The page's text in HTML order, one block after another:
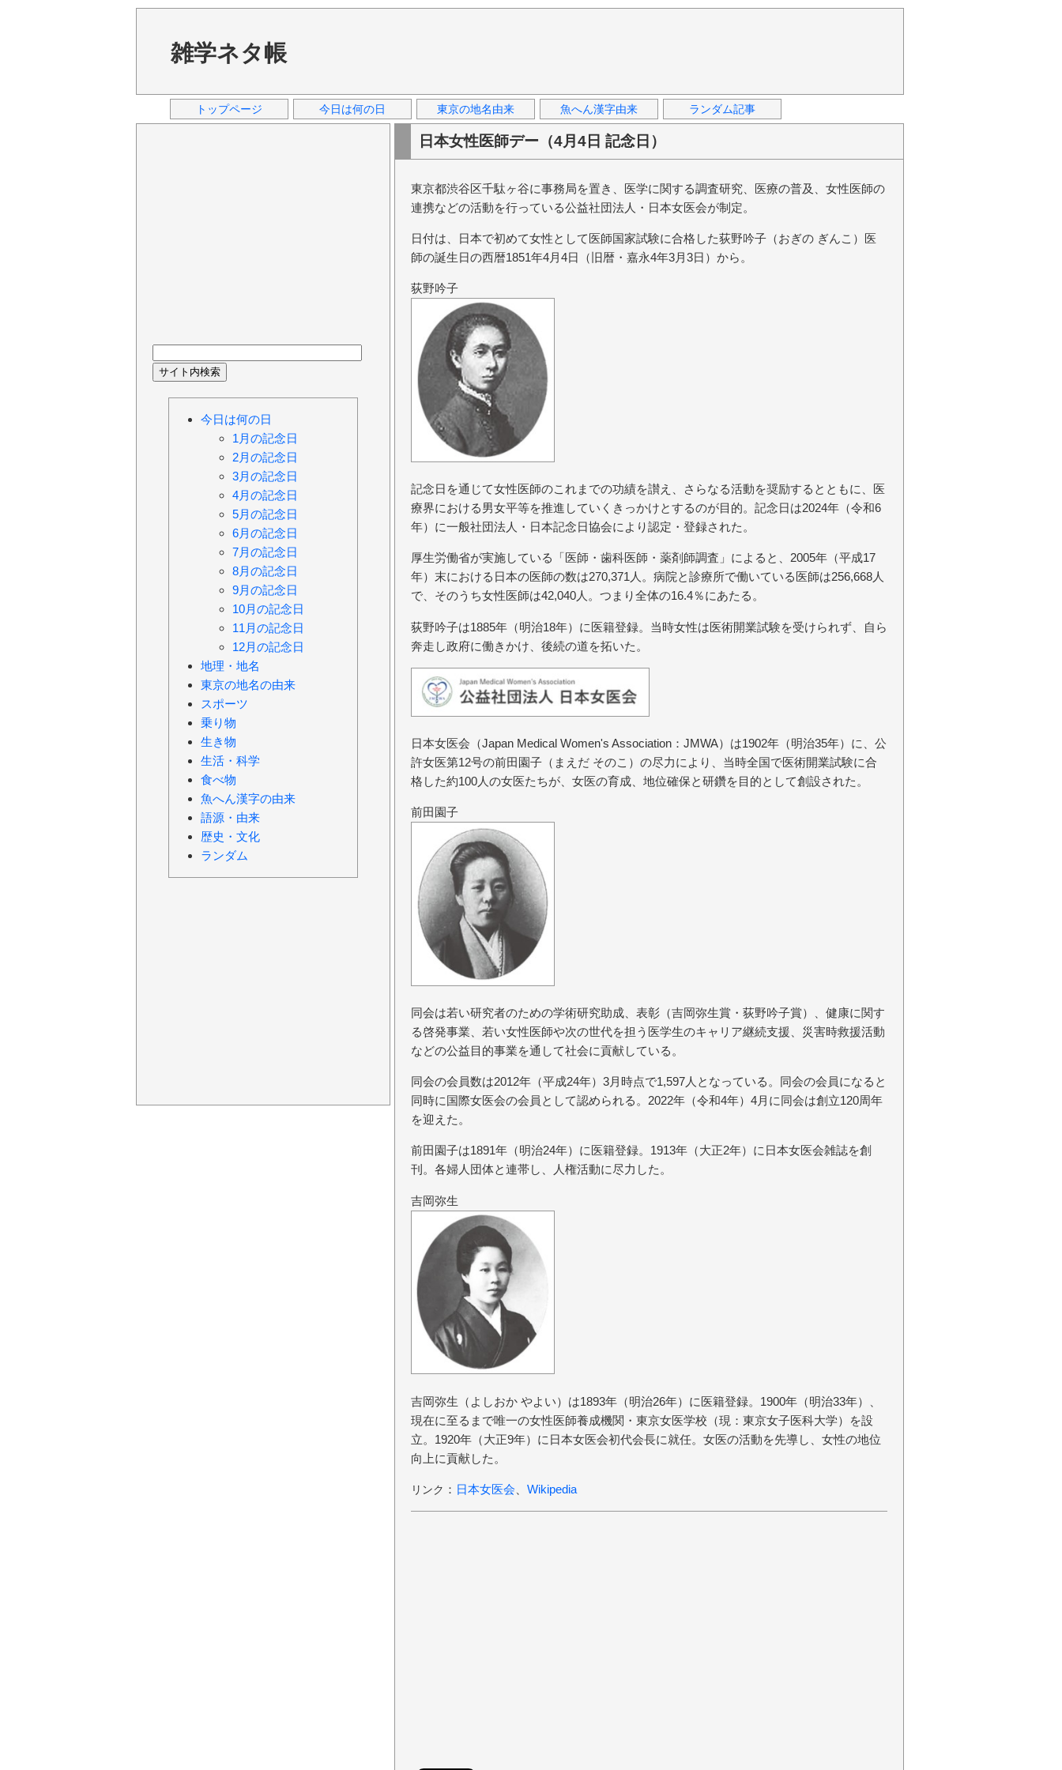
雑学ネタ帳
トップページ 今日は何の日 東京の地名由来 魚へん漢字由来 ランダム記事
日本女性医師デー（4月4日 記念日）
東京都渋谷区千駄ヶ谷に事務局を置き、医学に関する調査研究、医療の普及、女性医師の
連携などの活動を行っている公益社団法人・日本女医会が制定。
日付は、日本で初めて女性として医師国家試験に合格した荻野吟子（おぎの ぎんこ）医
師の誕生日の西暦1851年4月4日（旧暦・嘉永4年3月3日）から。
荻野吟子
記念日を通じて女性医師のこれまでの功績を讃え、さらなる活動を奨励するとともに、医
療界における男女平等を推進していくきっかけとするのが目的。記念日は2024年（令和6
年）に一般社団法人・日本記念日協会により認定・登録された。
厚生労働省が実施している「医師・歯科医師・薬剤師調査」によると、2005年（平成17
年）末における日本の医師の数は270,371人。病院と診療所で働いている医師は256,668人
で、そのうち女性医師は42,040人。つまり全体の16.4％にあたる。
荻野吟子は1885年（明治18年）に医籍登録。当時女性は医術開業試験を受けられず、自ら
奔走し政府に働きかけ、後続の道を拓いた。
日本女医会（Japan Medical Women's Association：JMWA）は1902年（明治35年）に、公
許女医第12号の前田園子（まえだ そのこ）の尽力により、当時全国で医術開業試験に合
格した約100人の女医たちが、女医の育成、地位確保と研鑽を目的として創設された。
前田園子
同会は若い研究者のための学術研究助成、表彰（吉岡弥生賞・荻野吟子賞）、健康に関す
る啓発事業、若い女性医師や次の世代を担う医学生のキャリア継続支援、災害時救援活動
などの公益目的事業を通して社会に貢献している。
同会の会員数は2012年（平成24年）3月時点で1,597人となっている。同会の会員になると
同時に国際女医会の会員として認められる。2022年（令和4年）4月に同会は創立120周年
を迎えた。
前田園子は1891年（明治24年）に医籍登録。1913年（大正2年）に日本女医会雑誌を創
刊。各婦人団体と連帯し、人権活動に尽力した。
吉岡弥生
吉岡弥生（よしおか やよい）は1893年（明治26年）に医籍登録。1900年（明治33年）、
現在に至るまで唯一の女性医師養成機関・東京女医学校（現：東京女子医科大学）を設
立。1920年（大正9年）に日本女医会初代会長に就任。女医の活動を先導し、女性の地位
向上に貢献した。
リンク ： 日本女医会 Wikipedia
今日は何の日
1月の記念日
2月の記念日
3月の記念日
4月の記念日
5月の記念日
6月の記念日
7月の記念日
8月の記念日
9月の記念日
10月の記念日
11月の記念日
12月の記念日
地理・地名
東京の地名の由来
スポーツ
乗り物
生き物
生活・科学
食べ物
魚へん漢字の由来
語源・由来
歴史・文化
ランダム